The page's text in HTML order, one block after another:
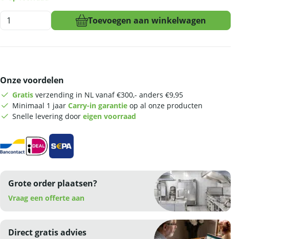
HCB
Afzuigkap
150
cm
RVS
Toevoegen aan winkelwagen
Onze voordelen
Gratis verzending in NL vanaf €300,- anders €9,95
Minimaal 1 jaar Carry-in garantie op al onze producten
Snelle levering door eigen voorraad
Grote order plaatsen?
Vraag een offerte aan
Direct gratis advies